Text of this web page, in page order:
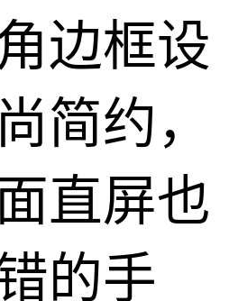
边框设
简约，
直屏也
的手